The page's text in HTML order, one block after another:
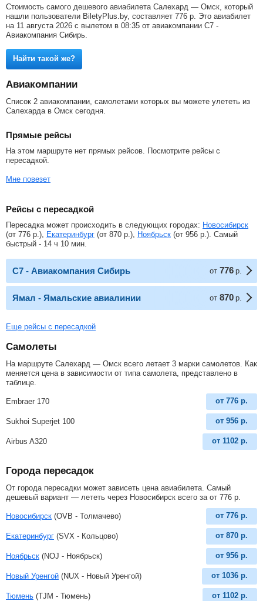
Стоимость самого дешевого авиабилета Салехард — Омск, который
нашли пользователи BiletyPlus.by, составляет 776 р . Это авиабилет
на 11 августа 2026 с вылетом в 08:35 от авиакомпании С7 -
Авиакомпания Сибирь.
Найти такой же?
Авиакомпании
Список 2 авиакомпании, самолетами которых вы можете улететь из
Салехарда в Омск сегодня.
Прямые рейсы
На этом маршруте нет прямых рейсов. Посмотрите рейсы с
пересадкой.
Мне повезет
Рейсы с пересадкой
Пересадка может происходить в следующих городах: Новосибирск
(от 776 р. ), Екатеринбург (от 870 р. ), Ноябрьск (от 956 р. ). Самый
быстрый - 14 ч 10 мин.
С7 - Авиакомпания Сибирь от 776 р.
Ямал - Ямальские авиалинии от 870 р.
Еще рейсы с пересадкой
Самолеты
На маршруте Салехард — Омск всего летает 3 марки самолетов. Как
меняется цена в зависимости от типа самолета, представлено в
таблице.
Embraer 170 от 776 р.
Sukhoi Superjet 100 от 956 р.
Airbus A320 от 1102 р.
Города пересадок
От города пересадки может зависеть цена авиабилета. Самый
дешевый вариант — лететь через Новосибирск всего за от 776 р
Новосибирск (OVB - Толмачево) от 776 р.
Екатеринбург (SVX - Кольцово) от 870 р.
Ноябрьск (NOJ - Ноябрьск) от 956 р.
Новый Уренгой (NUX - Новый Уренгой) от 1036 р.
Тюмень (TJM - Тюмень) от 1102 р.